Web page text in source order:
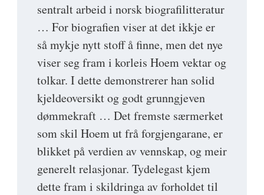
sentralt arbeid i norsk biografilitteratur
… For biografien viser at det ikkje er
så mykje nytt stoff å finne, men det nye
viser seg fram i korleis Hoem vektar og
tolkar. I dette demonstrerer han solid
kjeldeoversikt og godt grunngjeven
dømmekraft … Det fremste særmerket
som skil Hoem ut frå forgjengarane, er
blikket på verdien av vennskap, og meir
generelt relasjonar. Tydelegast kjem
dette fram i skildringa av forholdet til